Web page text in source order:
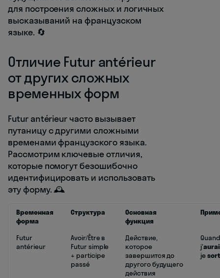
для построения сложных и логичных
высказываний на французском
языке. 🔄
Отличие Futur antérieur
от других сложных
временных форм
Futur antérieur часто вызывает
путаницу с другими сложными
временами французского языка.
Рассмотрим ключевые отличия,
которые помогут безошибочно
идентифицировать и использовать
эту форму. 🕰️
Временная
форма
Структура
Основная
функция
Futur
antérieur
Avoir/Être в
Futur simple
+ participe
passé
Действие,
которое
завершится до
другого будущего
действия
Quand
j'
je